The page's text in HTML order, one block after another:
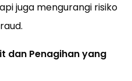
juga mengurangi risiko
dan Penagihan yang